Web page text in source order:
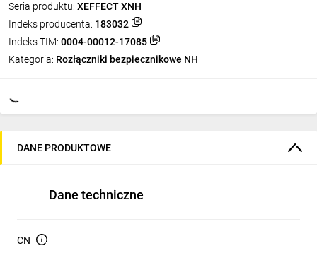
Seria produktu: XEFFECT XNH
Indeks producenta: 183032
Indeks TIM: 0004-00012-17085
Kategoria: Rozłączniki bezpiecznikowe NH
DANE PRODUKTOWE
Dane techniczne
CN